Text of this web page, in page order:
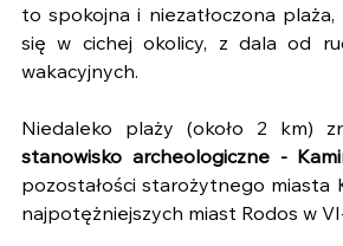
to spokojna i niezatłoczona plaża,
się w cichej okolicy, z dala od
wakacyjnych.
stanowisko archeologiczne -
pozostałości starożytnego miasta
najpotężniejszych miast Rodos w